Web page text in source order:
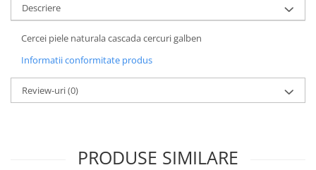
Descriere
Cercei piele naturala cascada cercuri galben
Informatii conformitate produs
Review-uri(0)
PRODUSE SIMILARE